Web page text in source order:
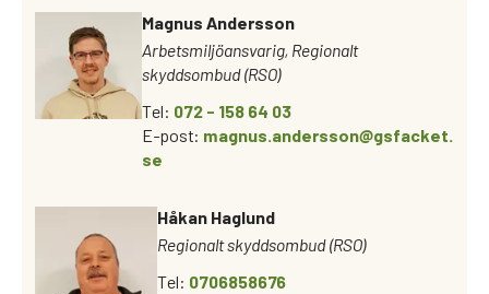
Magnus Andersson
Arbetsmiljöansvarig, Regionalt
skyddsombud (RSO)
Tel: 072 - 158 64 03
E-post: magnus.andersson@gsfacket.
se
Håkan Haglund
Regionalt skyddsombud (RSO)
Tel: 0706858676